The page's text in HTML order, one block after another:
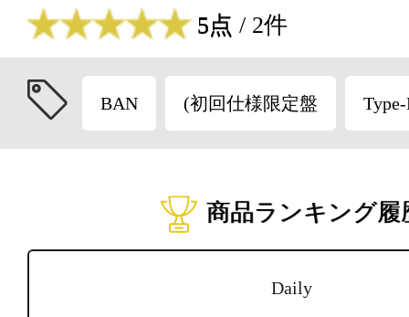
5点 / 2件
BAN (初回仕様限定盤
商品ランキング履
Daily